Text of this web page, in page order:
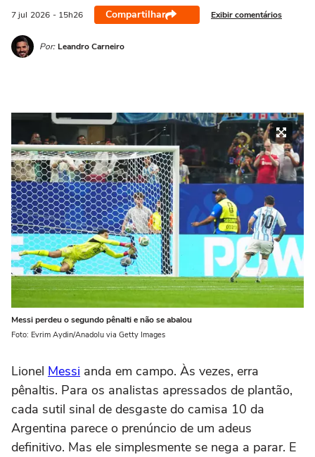
7 jul 2026 - 15h26 Compartilhar Exibir comentários
Por: Leandro Carneiro
Messi perdeu o segundo pênalti e não se abalou
Foto: Evrim Aydin/Anadolu via Getty Images
Lionel Messi anda em campo. Às vezes, erra
pênaltis. Para os analistas apressados de plantão,
cada sutil sinal de desgaste do camisa 10 da
Argentina parece o prenúncio de um adeus
definitivo. Mas ele simplesmente se nega a parar. E